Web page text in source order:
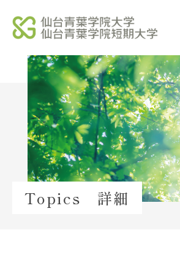
オープンキャ
ンパス
アク
学校法人北杜学園
Topics
イベント一覧
Topics 詳細